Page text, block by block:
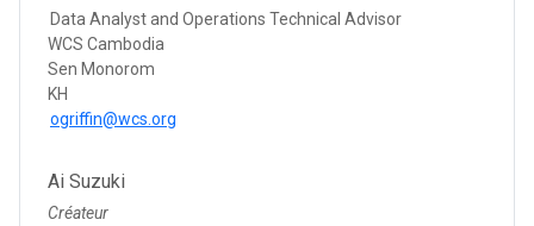
Data Analyst and Operations Technical Advisor
WCS Cambodia
Sen Monorom
KH
ogriffin@wcs.org
Ai Suzuki
Créateur